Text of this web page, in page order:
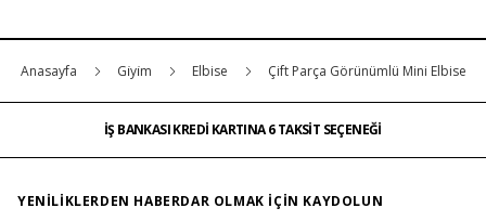
Anasayfa Gi̇yi̇m Elbise Çift Parça Görünümlü Mini Elbise
İŞ BANKASI KREDİ KARTINA 6 TAKSİT SEÇENEĞİ
İŞ BANKASI KREDİ KARTINA 6 TAKSİT SEÇENEĞİ
…
YENILIKLERDEN HABERDAR OLMAK IÇIN KAYDOLUN